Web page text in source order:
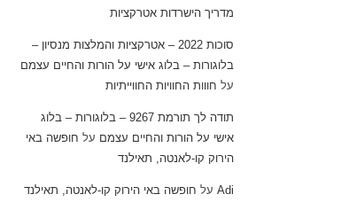
מדריך הישרדות אטרקציות
סוכות 2022 – אטרקציות והמלצות מנסיון –
בלוגורות – בלוג אישי על הורות והחיים עצמם
על חווות החוויות החווייתיות
תודה לך תורמת 9267 – בלוגורות – בלוג
אישי על הורות והחיים עצמם על חופשה באי
הירוק קו-לאנטה, תאילנד
Adi על חופשה באי הירוק קו-לאנטה, תאילנד